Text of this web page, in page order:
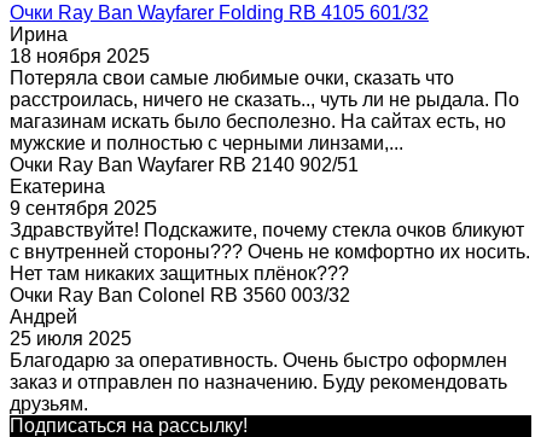
Очки Ray Ban Wayfarer Folding RB 4105 601/32
Ирина
18 ноября 2025
Потеряла свои самые любимые очки, сказать что
расстроилась, ничего не сказать.., чуть ли не рыдала. По
магазинам искать было бесполезно. На сайтах есть, но
мужские и полностью с черными линзами,...
Очки Ray Ban Wayfarer RB 2140 902/51
Екатерина
9 сентября 2025
Здравствуйте! Подскажите, почему стекла очков бликуют
с внутренней стороны??? Очень не комфортно их носить.
Нет там никаких защитных плёнок???
Очки Ray Ban Colonel RB 3560 003/32
Андрей
25 июля 2025
Благодарю за оперативность. Очень быстро оформлен
заказ и отправлен по назначению. Буду рекомендовать
друзьям.
Подписаться на рассылкy!